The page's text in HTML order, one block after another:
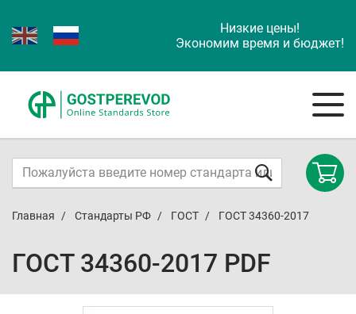
Низкие цены!
Экономим время и бюджет!
Главная Стандарты РФ ГОСТ ГОСТ 34360-2017
ГОСТ 34360-2017 PDF